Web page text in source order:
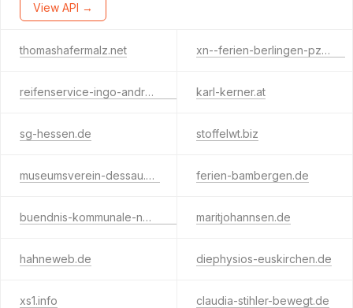
View API →
thomashafermalz.net xn--ferien-berlingen-pzb.de
reifenservice-ingo-andreas.de karl-kerner.at
sg-hessen.de stoffelwt.biz
museumsverein-dessau.de ferien-bambergen.de
buendnis-kommunale-nachhaltigkeit.koeln maritjohannsen.de
hahneweb.de diephysios-euskirchen.de
xs1.info claudia-stihler-bewegt.de